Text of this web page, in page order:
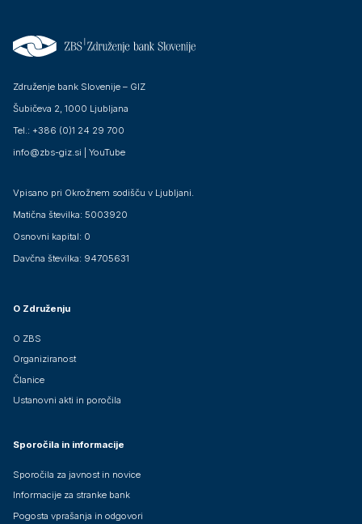
Združenje bank Slovenije – GIZ
Šubičeva 2, 1000 Ljubljana
Tel.: +386 (0)1 24 29 700
info@zbs-giz.si
YouTube
Vpisano pri Okrožnem sodišču v Ljubljani.
Matična številka: 5003920
Osnovni kapital: 0
Davčna številka: 94705631
O Združenju
O ZBS
Organiziranost
Članice
Ustanovni akti in poročila
Sporočila in informacije
Sporočila za javnost in novice
Informacije za stranke bank
Pogosta vprašanja in odgovori